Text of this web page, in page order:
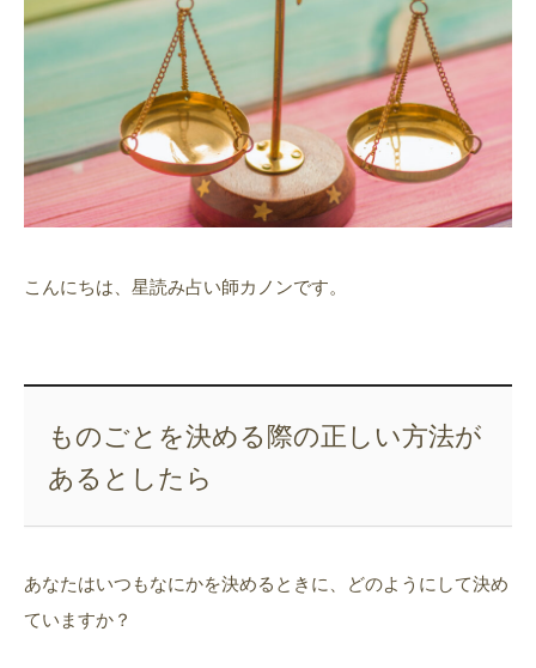
こんにちは、星読み占い師カノンです。
ものごとを決める際の正しい方法が
あるとしたら
あなたはいつもなにかを決めるときに、どのようにして決め
ていますか？